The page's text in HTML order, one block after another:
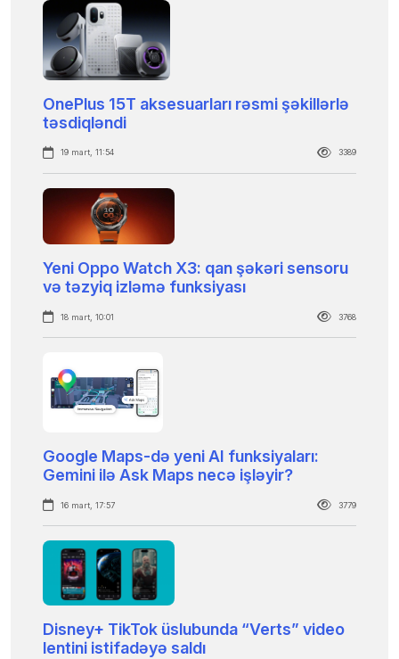
OnePlus 15T aksesuarları rəsmi şəkillərlə
təsdiqləndi
19 mart, 11:54 3389
Yeni Oppo Watch X3: qan şəkəri sensoru
və təzyiq izləmə funksiyası
18 mart, 10:01 3768
Google Maps-də yeni AI funksiyaları:
Gemini ilə Ask Maps necə işləyir?
16 mart, 17:57 3779
Disney+ TikTok üslubunda “Verts” video
lentini istifadəyə saldı